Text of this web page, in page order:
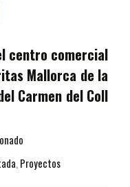
centro comercial
Mallorca de la
Carmen del Coll
,Proyectos